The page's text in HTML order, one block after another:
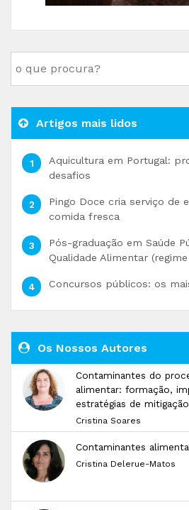
Artigos mais lidos
Aquicultura em Portugal:
desafios
Pingo Doce cria serviço de
comida fresca
Pós-graduação em Saúde
Qualidade Alimentar
Concursos públicos: os
Os Nossos Autores
Contaminantes do
alimentar: formação,
estratégias de mitigação
Cristina Soares
Contaminantes
Cristina Delerue-Matos